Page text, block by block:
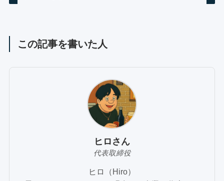
この記事を書いた人
ヒロさん
代表取締役
ヒロ（Hiro）